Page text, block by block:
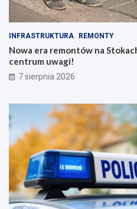
INFRASTRUKTURA REMONTY
Nowa era remontów na
centrum uwagi!
7 sierpnia 2026